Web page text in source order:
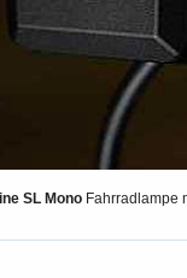
SL Mono Fahrradlampe